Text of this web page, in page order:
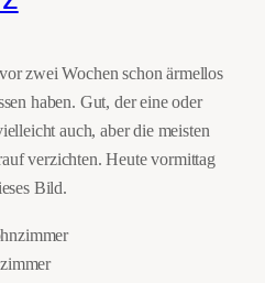
zwei Wochen schon ärmellos
haben. Gut, der eine oder
auch, aber die meisten
verzichten. Heute vormittag
Bild.